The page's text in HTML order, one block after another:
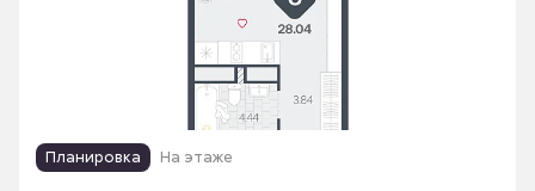
Планировка На этаже